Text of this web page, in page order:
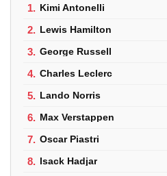
1. Kimi Antonelli
2. Lewis Hamilton
3. George Russell
4. Charles Leclerc
5. Lando Norris
6. Max Verstappen
7. Oscar Piastri
8. Isack Hadjar